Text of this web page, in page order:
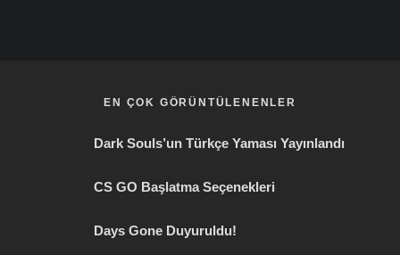
EN ÇOK GÖRÜNTÜLENENLER
Dark Souls’un Türkçe Yaması Yayınlandı
CS GO Başlatma Seçenekleri
Days Gone Duyuruldu!